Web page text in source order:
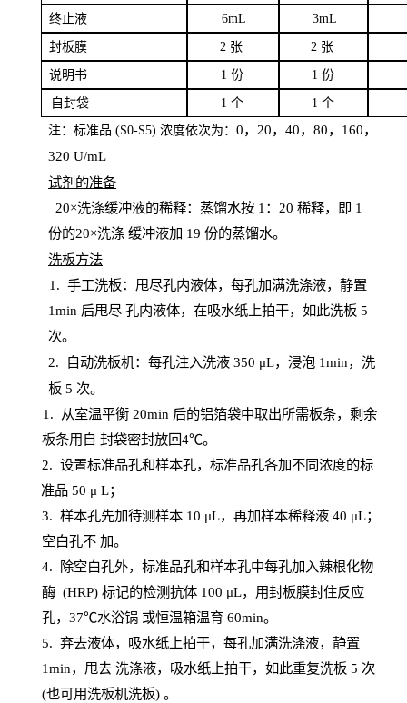
终止液 6mL 3mL
封板膜 2 张 2 张
说明书 1 份 1 份
自封袋 1 个 1 个
注：标准品 (S0-S5) 浓度依次为： 0，20，40，80，160，
320 U/mL
试剂的准备
20×洗涤缓冲液的稀释：蒸馏水按 1：20 稀释，即 1
份的20×洗涤 缓冲液加 19 份的蒸馏水。
洗板方法
1. 手工洗板：甩尽孔内液体，每孔加满洗涤液，静置
1min 后甩尽 孔内液体，在吸水纸上拍干，如此洗板 5
次。
2.
自动洗板机：每孔注入洗液 350 μL，浸泡 1min，洗
板 5 次。
1 . 从室温平衡 20min 后的铝箔袋中取出所需板条，剩余
板条用自 封袋密封放回4℃。
2. 设置标准品孔和样本孔，标准品孔各加不同浓度的标
准品 50 μ L；
3. 样本孔先加待测样本 10 μL，再加样本稀释液 40 μL；
空白孔不 加。
4.
除空白孔外，标准品孔和样本孔中每孔加入辣根化物
酶 (HRP) 标记的检测抗体 100 μL，用封板膜封住反应
孔， 37℃水浴锅 或恒温箱温育60min。
5. 弃去液体，吸水纸上拍干，每孔加满洗涤液，静置
1min，甩去 洗涤液，吸水纸上拍干，如此重复洗板 5 次
(也可用洗板机洗板) 。